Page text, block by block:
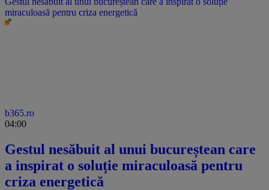
miraculoasă pentru criza energetică
b365.ro
04:00
Gestul nesăbuit al unui bucureștean care
a inspirat o soluție miraculoasă pentru
criza energetică